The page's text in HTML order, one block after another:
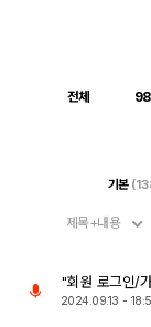
전체
기본
제목+내용
"회원 로그인/
2024.09.13 -